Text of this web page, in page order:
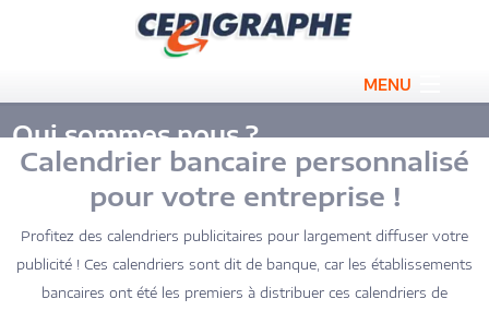
MENU
Bloc publicitaire
Carnet de transmission
Conférencier publicitaire
Calendrier publicitaire
Qui sommes nous ?
Calendrier bancaire personnalisé
pour votre entreprise !
Profitez des calendriers publicitaires pour largement diffuser votre
publicité ! Ces calendriers sont dit de banque, car les établissements
bancaires ont été les premiers à distribuer ces calendriers de